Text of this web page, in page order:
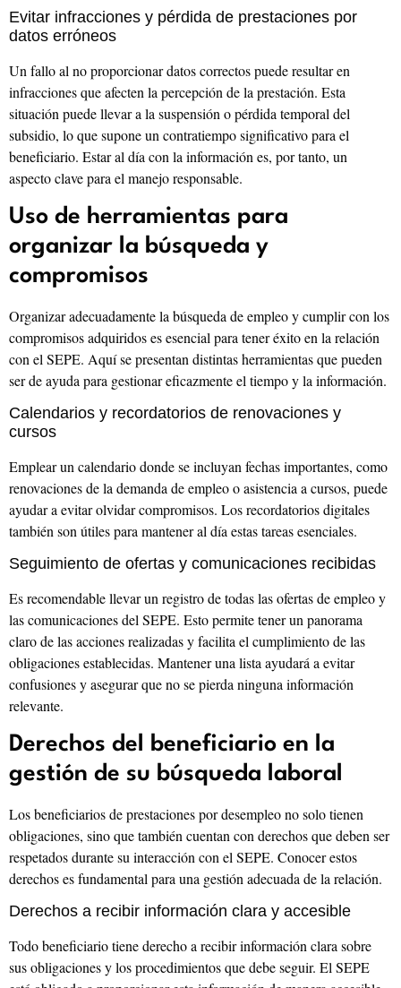
Evitar infracciones y pérdida de prestaciones por
datos erróneos
Un fallo al no proporcionar datos correctos puede resultar en
infracciones que afecten la percepción de la prestación. Esta
situación puede llevar a la suspensión o pérdida temporal del
subsidio, lo que supone un contratiempo significativo para el
beneficiario. Estar al día con la información es, por tanto, un
aspecto clave para el manejo responsable.
Uso de herramientas para
organizar la búsqueda y
compromisos
Organizar adecuadamente la búsqueda de empleo y cumplir con los
compromisos adquiridos es esencial para tener éxito en la relación
con el SEPE. Aquí se presentan distintas herramientas que pueden
ser de ayuda para gestionar eficazmente el tiempo y la información.
Calendarios y recordatorios de renovaciones y
cursos
Emplear un calendario donde se incluyan fechas importantes, como
renovaciones de la demanda de empleo o asistencia a cursos, puede
ayudar a evitar olvidar compromisos. Los recordatorios digitales
también son útiles para mantener al día estas tareas esenciales.
Seguimiento de ofertas y comunicaciones recibidas
Es recomendable llevar un registro de todas las ofertas de empleo y
las comunicaciones del SEPE. Esto permite tener un panorama
claro de las acciones realizadas y facilita el cumplimiento de las
obligaciones establecidas. Mantener una lista ayudará a evitar
confusiones y asegurar que no se pierda ninguna información
relevante.
Derechos del beneficiario en la
gestión de su búsqueda laboral
Los beneficiarios de prestaciones por desempleo no solo tienen
obligaciones, sino que también cuentan con derechos que deben ser
respetados durante su interacción con el SEPE. Conocer estos
derechos es fundamental para una gestión adecuada de la relación.
Derechos a recibir información clara y accesible
Todo beneficiario tiene derecho a recibir información clara sobre
sus obligaciones y los procedimientos que debe seguir. El SEPE